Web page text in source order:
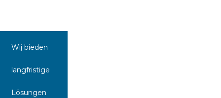
Wij bieden
langfristige
Lösungen